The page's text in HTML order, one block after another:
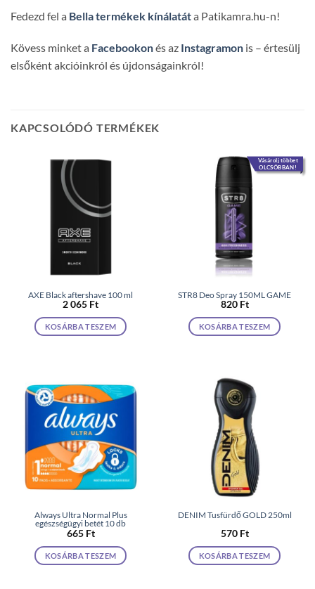
Fedezd fel a Bella termékek kínálatáta Patikamra.hu-n!
Kövess minket a Facebookonés az Instagramon is – értesülj
elsőként akcióinkról és újdonságainkról!
KAPCSOLÓDÓ TERMÉKEK
AXE Black aftershave 100 ml
2 065 Ft
KOSÁRBA TESZEM
Vásárolj többet
OLCSÓBBAN!
STR8 Deo Spray 150ML GAME
820 Ft
KOSÁRBA TESZEM
Always Ultra Normal Plus
egészségügyi betét 10 db
665 Ft
KOSÁRBA TESZEM
DENIM Tusfürdő GOLD 250ml
570 Ft
KOSÁRBA TESZEM